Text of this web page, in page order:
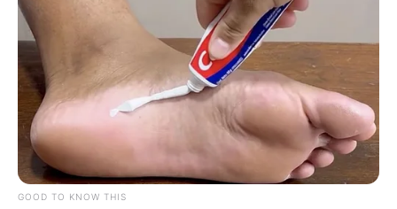
GOOD TO KNOW THIS